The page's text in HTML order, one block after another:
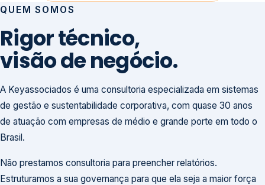
QUEM SOMOS
Rigor técnico,
visão de negócio.
A Keyassociados é uma consultoria especializada em sistemas
de gestão e sustentabilidade corporativa, com quase 30 anos
de atuação com empresas de médio e grande porte em todo o
Brasil.
Não prestamos consultoria para preencher relatórios.
Estruturamos a sua governança para que ela seja a maior força